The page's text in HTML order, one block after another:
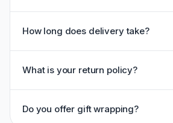
How long does delivery take?
What is your return policy?
Do you offer gift wrapping?